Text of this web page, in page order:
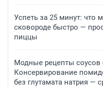
Успеть за 25 минут: что
сковороде быстро —
пиццы
Модные рецепты соусов
Консервирование
без глутамата натрия —